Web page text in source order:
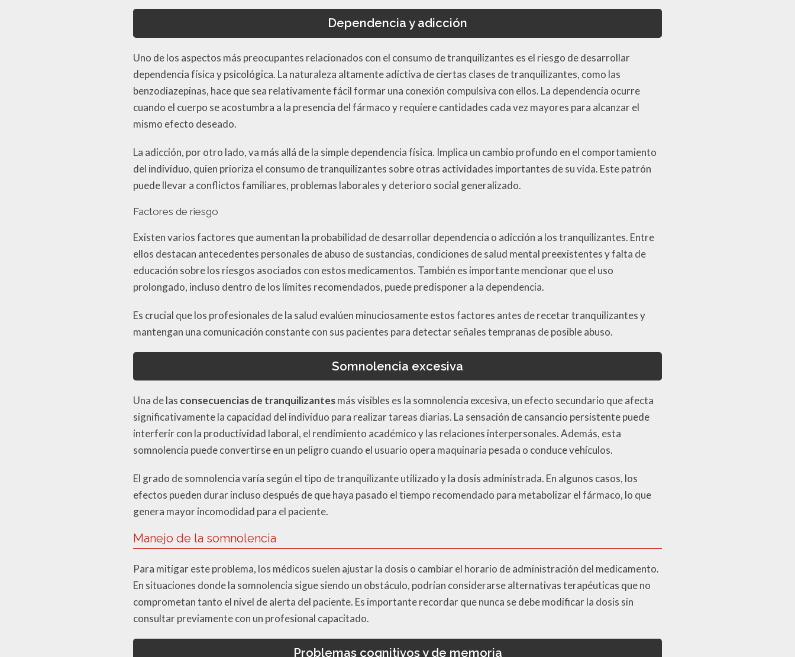
Dependencia y adicción
Uno de los aspectos más preocupantes relacionados con el consumo de tranquilizantes es el riesgo de desarrollar
dependencia física y psicológica. La naturaleza altamente adictiva de ciertas clases de tranquilizantes, como las
benzodiazepinas, hace que sea relativamente fácil formar una conexión compulsiva con ellos. La dependencia ocurre
cuando el cuerpo se acostumbra a la presencia del fármaco y requiere cantidades cada vez mayores para alcanzar el
mismo efecto deseado.
La adicción, por otro lado, va más allá de la simple dependencia física. Implica un cambio profundo en el comportamiento
del individuo, quien prioriza el consumo de tranquilizantes sobre otras actividades importantes de su vida. Este patrón
puede llevar a conflictos familiares, problemas laborales y deterioro social generalizado.
Factores de riesgo
Existen varios factores que aumentan la probabilidad de desarrollar dependencia o adicción a los tranquilizantes. Entre
ellos destacan antecedentes personales de abuso de sustancias, condiciones de salud mental preexistentes y falta de
educación sobre los riesgos asociados con estos medicamentos. También es importante mencionar que el uso
prolongado, incluso dentro de los límites recomendados, puede predisponer a la dependencia.
Es crucial que los profesionales de la salud evalúen minuciosamente estos factores antes de recetar tranquilizantes y
mantengan una comunicación constante con sus pacientes para detectar señales tempranas de posible abuso.
Somnolencia excesiva
Una de las consecuencias de tranquilizantesmás visibles es la somnolencia excesiva, un efecto secundario que afecta
significativamente la capacidad del individuo para realizar tareas diarias. La sensación de cansancio persistente puede
interferir con la productividad laboral, el rendimiento académico y las relaciones interpersonales. Además, esta
somnolencia puede convertirse en un peligro cuando el usuario opera maquinaria pesada o conduce vehículos.
El grado de somnolencia varía según el tipo de tranquilizante utilizado y la dosis administrada. En algunos casos, los
efectos pueden durar incluso después de que haya pasado el tiempo recomendado para metabolizar el fármaco, lo que
genera mayor incomodidad para el paciente.
Manejo de la somnolencia
Para mitigar este problema, los médicos suelen ajustar la dosis o cambiar el horario de administración del medicamento.
En situaciones donde la somnolencia sigue siendo un obstáculo, podrían considerarse alternativas terapéuticas que no
comprometan tanto el nivel de alerta del paciente. Es importante recordar que nunca se debe modificar la dosis sin
consultar previamente con un profesional capacitado.
Problemas cognitivos y de memoria